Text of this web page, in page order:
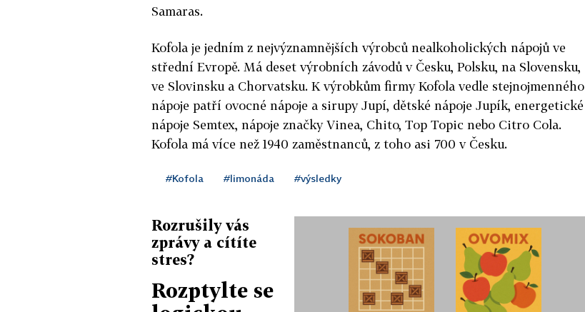
Samaras.
Kofola je jedním z nejvýznamnějších výrobců nealkoholických nápojů ve
střední Evropě. Má deset výrobních závodů v Česku, Polsku, na Slovensku,
ve Slovinsku a Chorvatsku. K výrobkům firmy Kofola vedle stejnojmenného
nápoje patří ovocné nápoje a sirupy Jupí, dětské nápoje Jupík, energetické
nápoje Semtex, nápoje značky Vinea, Chito, Top Topic nebo Citro Cola.
Kofola má více než 1940 zaměstnanců, z toho asi 700 v Česku.
#Kofola #limonáda #výsledky
Rozrušily vás
zprávy a cítíte
stres?
Rozptylte se